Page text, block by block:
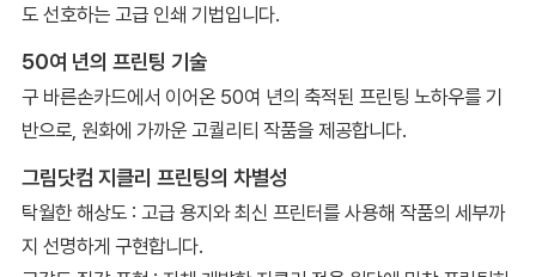
도 선호하는 고급 인쇄 기법입니다.
50여 년의 프린팅 기술
구 바른손카드에서 이어온 50여 년의 축적된 프린팅 노하우를 기
반으로, 원화에 가까운 고퀄리티 작품을 제공합니다.
그림닷컴 지클리 프린팅의 차별성
탁월한 해상도 : 고급 용지와 최신 프린터를 사용해 작품의 세부까
지 선명하게 구현합니다.